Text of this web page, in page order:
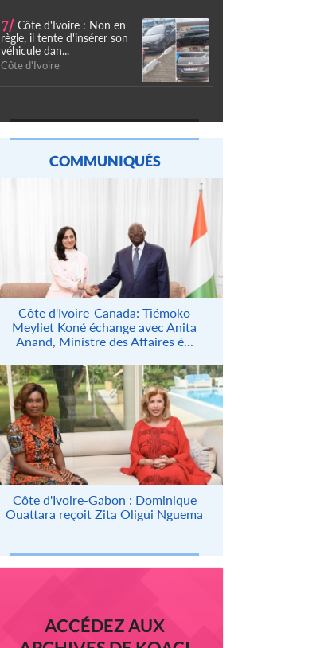
7/ Côte d'Ivoire : Non en
règle, il tente d'insérer son
véhicule dan...
Côte d'Ivoire
COMMUNIQUÉS
Côte d'Ivoire-Canada: Tiémoko
Meyliet Koné échange avec Anita
Anand, Ministre des Affaires é...
Côte d'Ivoire-Gabon : Dominique
Ouattara reçoit Zita Oligui Nguema
ACCÉDEZ AUX